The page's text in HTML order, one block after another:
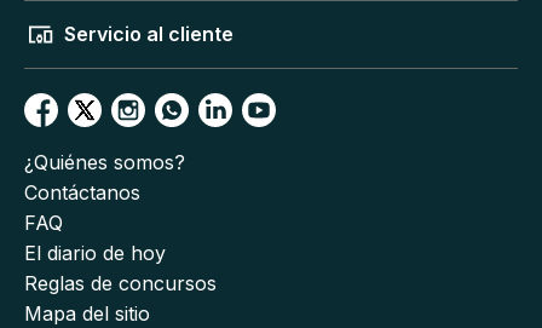
Servicio al cliente
¿Quiénes somos?
Contáctanos
FAQ
El diario de hoy
Reglas de concursos
Mapa del sitio